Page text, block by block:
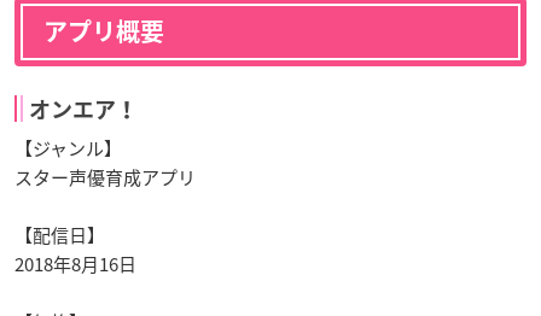
アプリ概要
オンエア！
【ジャンル】
スター声優育成アプリ
【配信日】
2018年8月16日